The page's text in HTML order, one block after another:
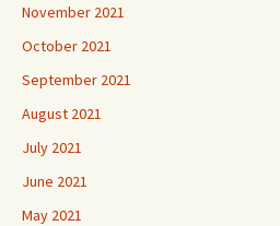
November 2021
October 2021
September 2021
August 2021
July 2021
June 2021
May 2021